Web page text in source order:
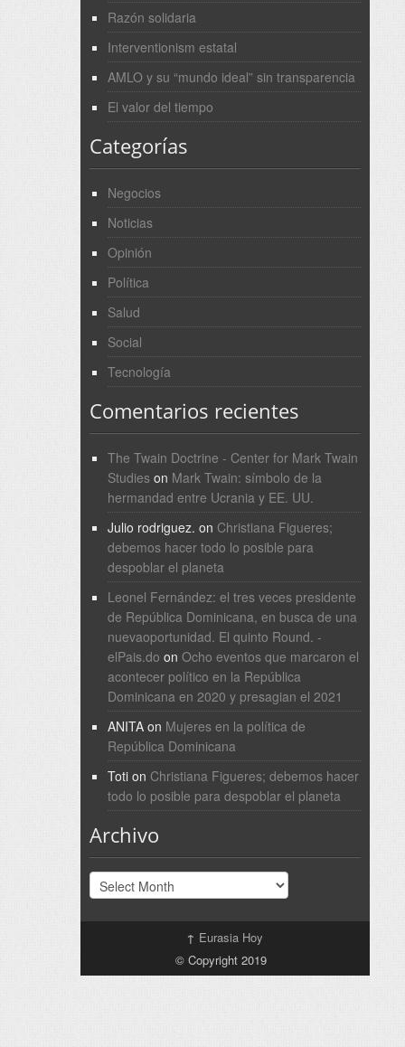
Razón solidaria
Interventionism estatal
AMLO y su “mundo ideal” sin transparencia
El valor del tiempo
Categorías
Negocios
Noticias
Opinión
Política
Salud
Social
Tecnología
Comentarios recientes
The Twain Doctrine - Center for Mark Twain
Studieson Mark Twain: símbolo de la
hermandad entre Ucrania y EE. UU.
Julio rodriguez. on Christiana Figueres;
debemos hacer todo lo posible para
despoblar el planeta
Leonel Fernández: el tres veces presidente
de República Dominicana, en busca de una
nuevaoportunidad. El quinto Round. -
elPais.do on Ocho eventos que marcaron el
acontecer político en la República
Dominicana en 2020 y presagian el 2021
ANITAon Mujeres en la política de
República Dominicana
Totion Christiana Figueres; debemos hacer
todo lo posible para despoblar el planeta
Archivo
Archivo
↑ Eurasia Hoy
© Copyright 2019